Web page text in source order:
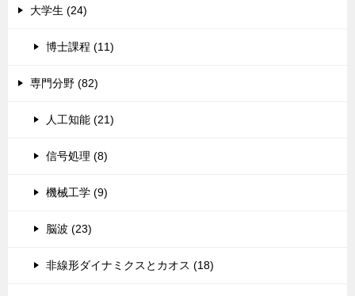
大学生 (24)
博士課程 (11)
専門分野 (82)
人工知能 (21)
信号処理 (8)
機械工学 (9)
脳波 (23)
非線形ダイナミクスとカオス (18)